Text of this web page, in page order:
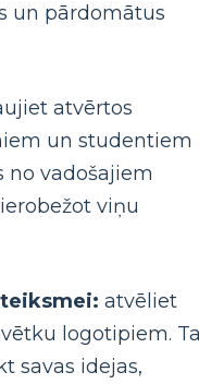
un pārdomātus
atvērtos
un studentiem
no vadošajiem
viņu
atvēliet
logotipiem.
savas idejas,